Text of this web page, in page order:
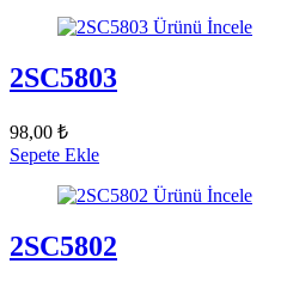
Ürünü İncele
2SC5803
98,00 ₺
Sepete Ekle
Ürünü İncele
2SC5802